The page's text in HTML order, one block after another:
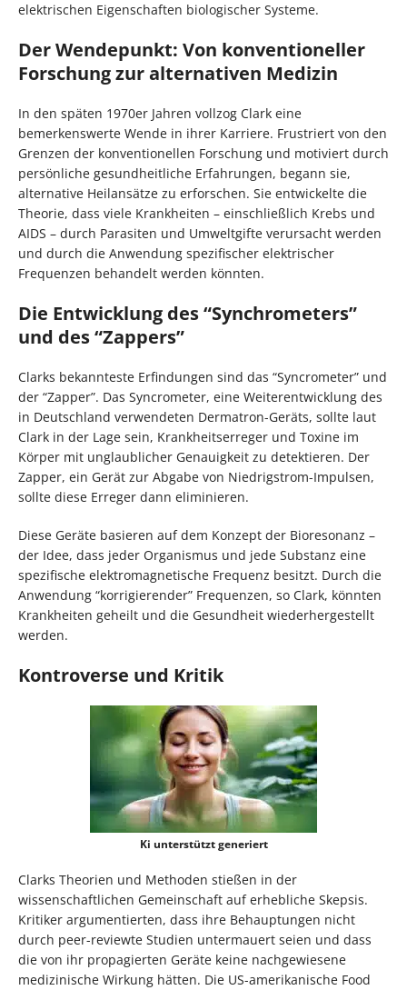
elektrischen Eigenschaften biologischer Systeme.
Der Wendepunkt: Von konventioneller
Forschung zur alternativen Medizin
In den späten 1970er Jahren vollzog Clark eine
bemerkenswerte Wende in ihrer Karriere. Frustriert von den
Grenzen der konventionellen Forschung und motiviert durch
persönliche gesundheitliche Erfahrungen, begann sie,
alternative Heilansätze zu erforschen. Sie entwickelte die
Theorie, dass viele Krankheiten – einschließlich Krebs und
AIDS – durch Parasiten und Umweltgifte verursacht werden
und durch die Anwendung spezifischer elektrischer
Frequenzen behandelt werden könnten.
Die Entwicklung des “Synchrometers”
und des “Zappers”
Clarks bekannteste Erfindungen sind das “Syncrometer” und
der “Zapper”. Das Syncrometer, eine Weiterentwicklung des
in Deutschland verwendeten Dermatron-Geräts, sollte laut
Clark in der Lage sein, Krankheitserreger und Toxine im
Körper mit unglaublicher Genauigkeit zu detektieren. Der
Zapper, ein Gerät zur Abgabe von Niedrigstrom-Impulsen,
sollte diese Erreger dann eliminieren.
Diese Geräte basieren auf dem Konzept der Bioresonanz –
der Idee, dass jeder Organismus und jede Substanz eine
spezifische elektromagnetische Frequenz besitzt. Durch die
Anwendung “korrigierender” Frequenzen, so Clark, könnten
Krankheiten geheilt und die Gesundheit wiederhergestellt
werden.
Kontroverse und Kritik
Ki unterstützt generiert
Clarks Theorien und Methoden stießen in der
wissenschaftlichen Gemeinschaft auf erhebliche Skepsis.
Kritiker argumentierten, dass ihre Behauptungen nicht
durch peer-reviewte Studien untermauert seien und dass
die von ihr propagierten Geräte keine nachgewiesene
medizinische Wirkung hätten. Die US-amerikanische Food